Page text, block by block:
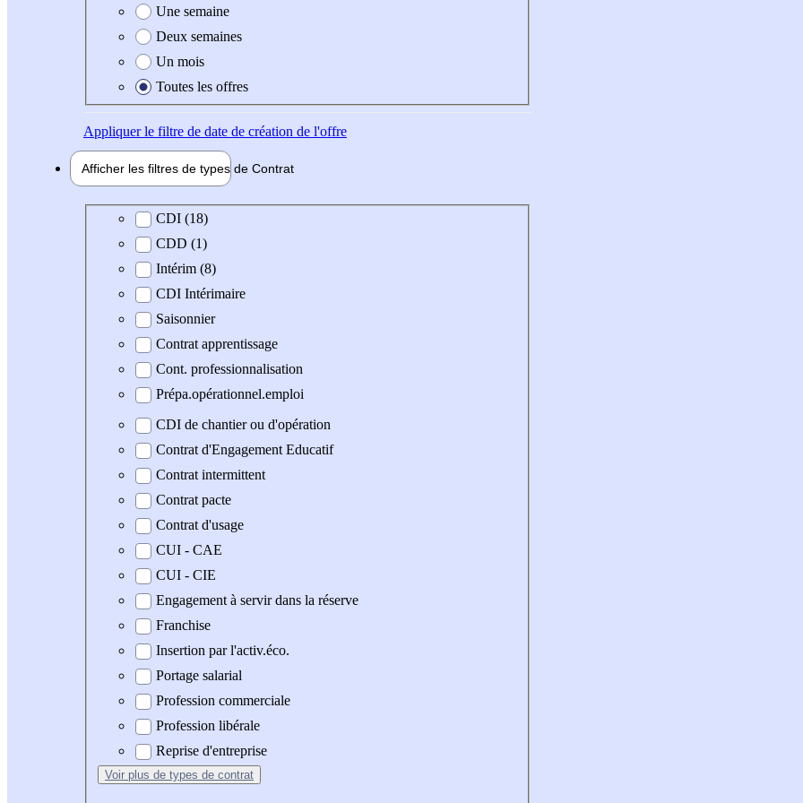
Une semaine
Deux semaines
Un mois
Toutes les offres
Appliquerle filtre de date de création de l'offre
Afficher les filtres de types de Contrat
Type de contratCDI (18)
CDD (1)
Intérim (8)
CDI Intérimaire
Saisonnier
Contrat apprentissage
Cont. professionnalisation
Prépa.opérationnel.emploi
CDI de chantier ou d'opération
Contrat d'Engagement Educatif
Contrat intermittent
Contrat pacte
Contrat d'usage
CUI - CAE
CUI - CIE
Engagement à servir dans la réserve
Franchise
Insertion par l'activ.éco.
Portage salarial
Profession commerciale
Profession libérale
Reprise d'entreprise
Voir plus de types de contrat